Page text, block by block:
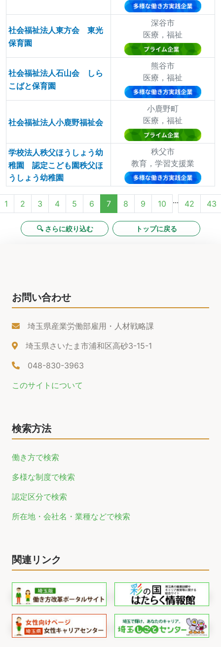
社会福祉法人東方会 東光
保育園
深谷市
医療，福祉
社会福祉法人石山会 しら
こばと保育園
熊谷市
医療，福祉
社会福祉法人小鹿野福祉会
小鹿野町
医療，福祉
学校法人秩父ほうしょう幼
稚園 認定こども園秩父ほ
うしょう幼稚園
秩父市
教育，学習支援業
1 2 3 4 5 6 7 8 9 10 ... 42 43
🔍 さらに絞り込む トップに戻る
お問い合わせ
埼玉県産業労働部雇用・人材戦略課
埼玉県さいたま市浦和区高砂3-15-1
048-830-3963
このサイトについて
検索方法
働き方で検索
多様な制度で検索
認定区分で検索
所在地・会社名・業種などで検索
関連リンク